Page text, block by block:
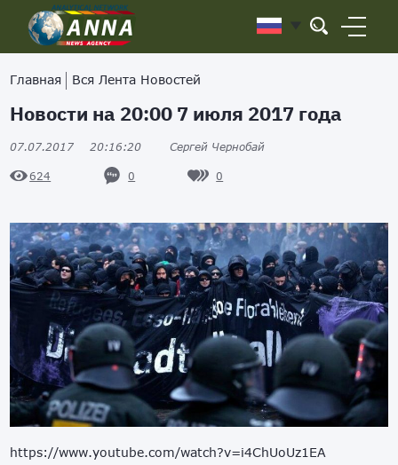
Главная Вся Лента Новостей
Новости на 20:00 7 июля 2017 года
07.07.2017 20:16:20 Сергей Чернобай
624 0 0
https://www.youtube.com/watch?v=i4ChUoUz1EA